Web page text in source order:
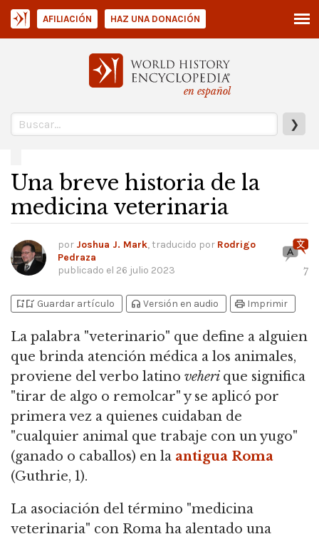
en español
❯
AFILIACIÓN HAZ UNA DONACIÓN
Una breve historia de la
medicina veterinaria
por Joshua J. Mark, traducido por Rodrigo
Pedraza
publicado el 26 julio 2023 7
bookmark_addbookmark_added Guardar artículo headphones Versión en audio print Imprimir
La palabra "veterinario" que define a alguien
que brinda atención médica a los animales,
proviene del verbo latino veheri que significa
"tirar de algo o remolcar" y se aplicó por
primera vez a quienes cuidaban de
"cualquier animal que trabaje con un yugo"
(ganado o caballos) en la antigua Roma
(Guthrie, 1).
La asociación del término "medicina
veterinaria" con Roma ha alentado una